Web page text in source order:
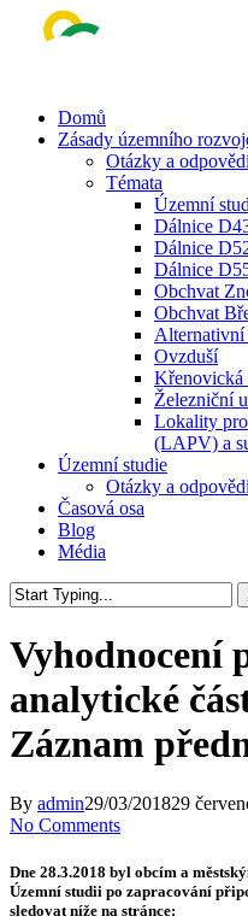
Menu
Domů
Zásady územního
Otázky a odpovědi
Témata
Územní
Dálnice
Dálnice
Dálnice
Obchvat
Obchvat
Alternativní
Ovzduší
Křenovická
Železniční
Lokality
(LAPV) a
Územní studie
Otázky a odpovědi
Časová osa
Blog
Média
Search
Vyhodnocení
analytické
Záznam
By admin29/03/201829
No Comments
Dne 28.3.2018 byl obcím a
Územní studii po zapracování
sledovat níže na stránce: